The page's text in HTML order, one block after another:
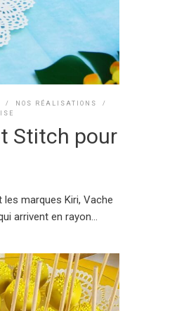
/ NOS RÉALISATIONS
/
Stitch pour
marques Kiri, Vache
arrivent en rayon...